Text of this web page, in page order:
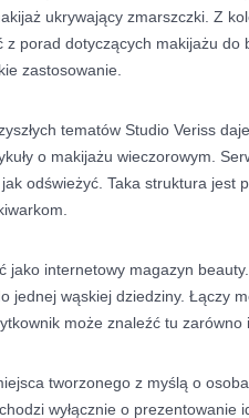
ukrywający zmarszczki. Z
z porad dotyczących makijażu do
zastosowanie.
tematów Studio Veriss
o makijażu wieczorowym.
odświeżyć. Taka struktura jest
jako internetowy magazyn
jednej wąskiej dziedziny. Łączy
może znaleźć tu
tworzonego z myślą o
wyłącznie o prezentowanie